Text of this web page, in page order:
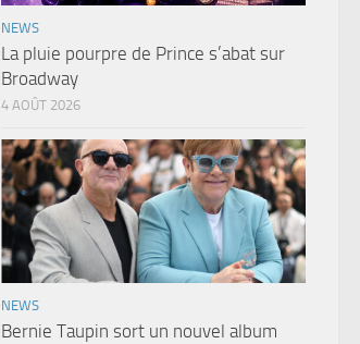
NEWS
La pluie pourpre de Prince s’abat sur
Broadway
4 AOÛT 2026
NEWS
Bernie Taupin sort un nouvel album